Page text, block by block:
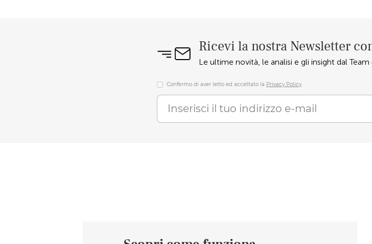
Ricevi la nostra Newsletter
Le ultime novità, le analisi e gli insight dal
Confermo di aver letto ed accettato la Privacy Policy.